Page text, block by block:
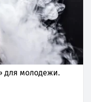
для молодежи.